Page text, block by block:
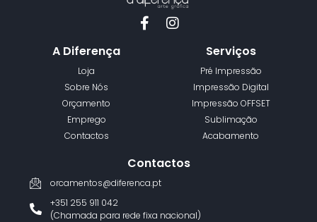
A Diferença
Loja
Sobre Nós
Orçamento
Emprego
Contactos
Serviços
Pré Impressão
Impressão Digital
Impressão OFFSET
Sublimação
Acabamento
Contactos
orcamentos@diferenca.pt
+351 255 911 042
(Chamada para rede fixa nacional)